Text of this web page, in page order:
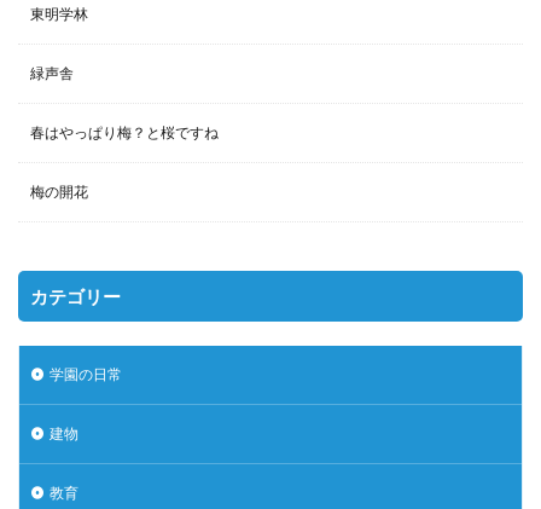
東明学林
緑声舎
春はやっぱり梅？と桜ですね
梅の開花
カテゴリー
学園の日常
建物
教育